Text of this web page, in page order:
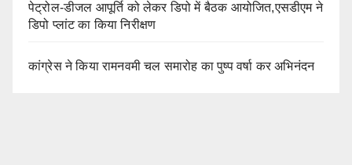
पेट्रोल-डीजल आपूर्ति को लेकर डिपो में बैठक आयोजित,एसडीएम ने
डिपो प्लांट का किया निरीक्षण
कांग्रेस ने किया रामनवमी चल समारोह का पुष्प वर्षा कर अभिनंदन